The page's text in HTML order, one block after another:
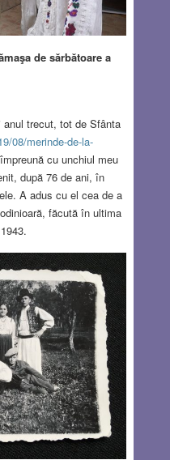
de sărbătoare a
trecut, tot de Sfânta
08/merinde-de-la-
cu unchiul meu
după 76 de ani, în
A adus cu el cea de a
făcută în ultima